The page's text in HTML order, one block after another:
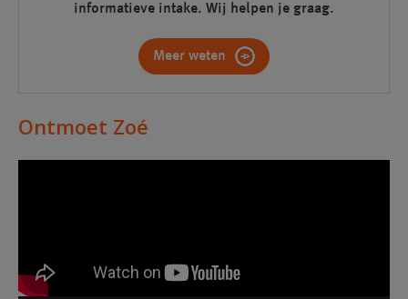
informatieve intake. Wij helpen je graag.
Meer weten
Ontmoet Zoé